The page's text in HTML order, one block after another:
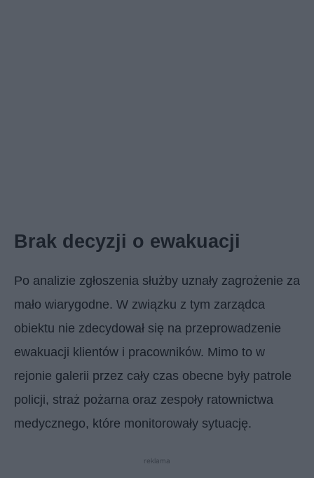
Brak decyzji o ewakuacji
Po analizie zgłoszenia służby uznały zagrożenie za
mało wiarygodne. W związku z tym zarządca
obiektu nie zdecydował się na przeprowadzenie
ewakuacji klientów i pracowników. Mimo to w
rejonie galerii przez cały czas obecne były patrole
policji, straż pożarna oraz zespoły ratownictwa
medycznego, które monitorowały sytuację.
reklama